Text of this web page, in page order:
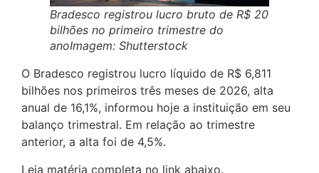
Bradesco registrou lucro bruto de R$ 20
bilhões no primeiro trimestre do
anoImagem: Shutterstock
O Bradesco registrou lucro líquido de R$ 6,811
bilhões nos primeiros três meses de 2026, alta
anual de 16,1%, informou hoje a instituição em seu
balanço trimestral. Em relação ao trimestre
anterior, a alta foi de 4,5%.
Leia matéria completa no link abaixo.